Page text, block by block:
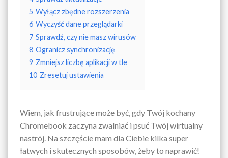
5 Wyłącz zbędne rozszerzenia
6 Wyczyść dane przeglądarki
7 Sprawdź, czy nie masz wirusów
8 Ogranicz synchronizację
9 Zmniejsz liczbę aplikacji w tle
10 Zresetuj ustawienia
Wiem, jak frustrujące może być, gdy Twój kochany
Chromebook zaczyna zwalniać i psuć Twój wirtualny
nastrój. Na szczęście mam dla Ciebie kilka super
łatwych i skutecznych sposobów, żeby to naprawić!